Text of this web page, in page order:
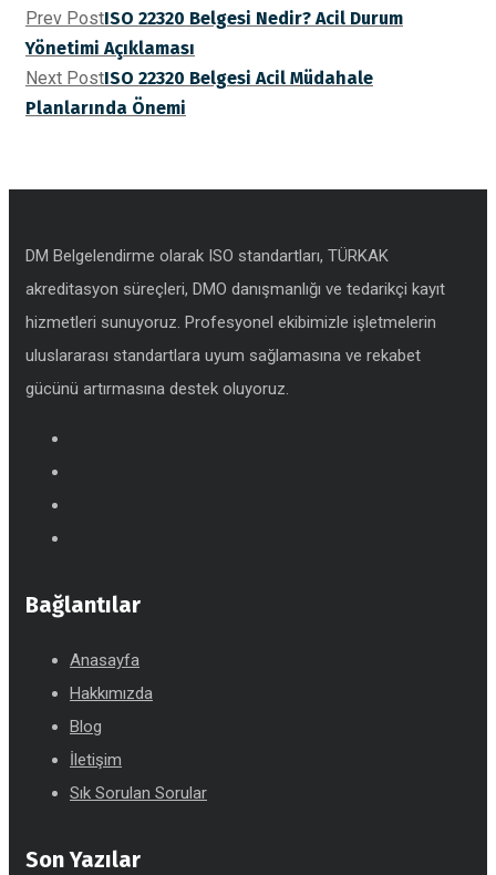
Prev PostISO 22320 Belgesi Nedir? Acil Durum
Yönetimi Açıklaması
Next PostISO 22320 Belgesi Acil Müdahale
Planlarında Önemi
DM Belgelendirme olarak ISO standartları, TÜRKAK
akreditasyon süreçleri, DMO danışmanlığı ve tedarikçi kayıt
hizmetleri sunuyoruz. Profesyonel ekibimizle işletmelerin
uluslararası standartlara uyum sağlamasına ve rekabet
gücünü artırmasına destek oluyoruz.
Bağlantılar
Anasayfa
Hakkımızda
Blog
İletişim
Sık Sorulan Sorular
Son Yazılar